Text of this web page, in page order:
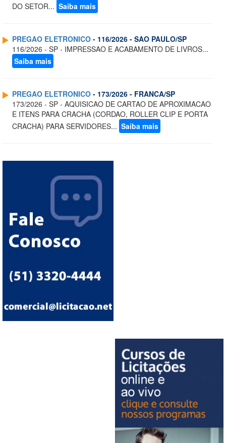
DO SETOR... Saiba mais
PREGAO ELETRONICO - 116/2026 - SAO PAULO/SP
116/2026 - SP - IMPRESSAO E ACABAMENTO DE LIVROS...
Saiba mais
PREGAO ELETRONICO - 173/2026 - FRANCA/SP
173/2026 - SP - AQUISICAO DE CARTAO DE APROXIMACAO
E ITENS PARA CRACHA (CORDAO, ROLLER CLIP E PORTA
CRACHA) PARA SERVIDORES... Saiba mais